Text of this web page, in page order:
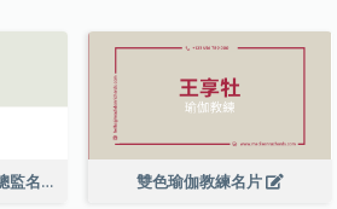
方形商業公司項目執行總監名片 雙色瑜伽教練名片